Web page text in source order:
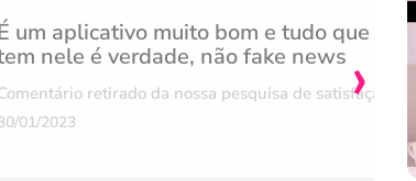
um aplicativo muito bom e tudo que
nele é verdade, não fake news
retirado da nossa pesquisa de satisfação
01/2023 ›